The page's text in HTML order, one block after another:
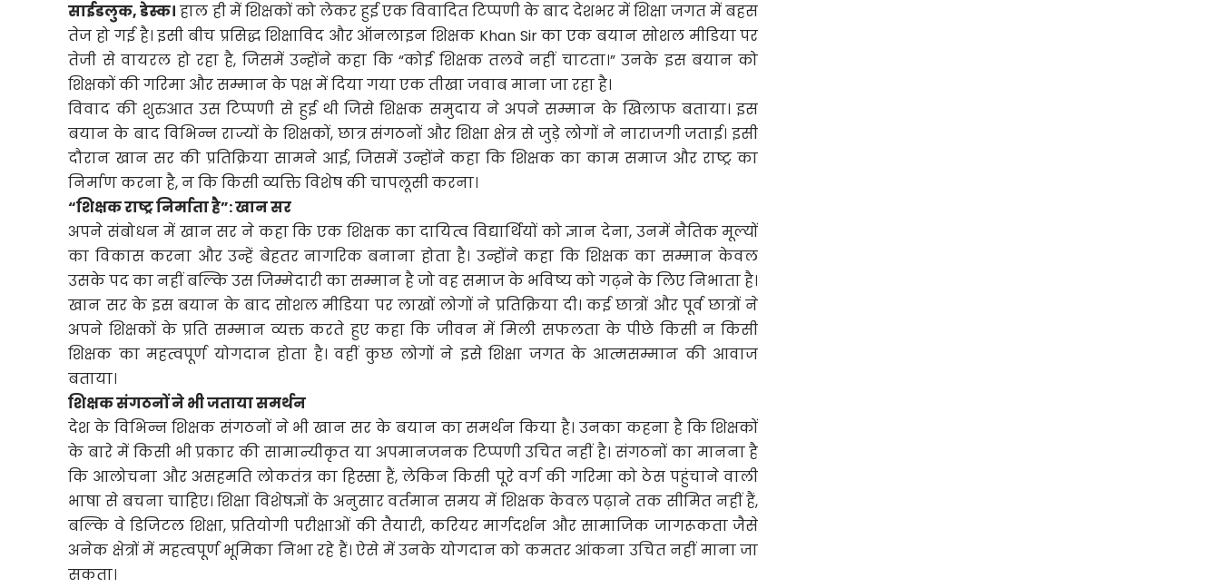
साईडलुक, डेस्क। हाल ही में शिक्षकों को लेकर हुई एक विवादित टिप्पणी के बाद देशभर में शिक्षा जगत में बहस
तेज हो गई है। इसी बीच प्रसिद्ध शिक्षाविद और ऑनलाइन शिक्षक Khan Sir का एक बयान सोशल मीडिया पर
तेजी से वायरल हो रहा है, जिसमें उन्होंने कहा कि “कोई शिक्षक तलवे नहीं चाटता।” उनके इस बयान को
शिक्षकों की गरिमा और सम्मान के पक्ष में दिया गया एक तीखा जवाब माना जा रहा है।
विवाद की शुरुआत उस टिप्पणी से हुई थी जिसे शिक्षक समुदाय ने अपने सम्मान के खिलाफ बताया। इस
बयान के बाद विभिन्न राज्यों के शिक्षकों, छात्र संगठनों और शिक्षा क्षेत्र से जुड़े लोगों ने नाराजगी जताई। इसी
दौरान खान सर की प्रतिक्रिया सामने आई, जिसमें उन्होंने कहा कि शिक्षक का काम समाज और राष्ट्र का
निर्माण करना है, न कि किसी व्यक्ति विशेष की चापलूसी करना।
“शिक्षक राष्ट्र निर्माता है”: खान सर
अपने संबोधन में खान सर ने कहा कि एक शिक्षक का दायित्व विद्यार्थियों को ज्ञान देना, उनमें नैतिक मूल्यों
का विकास करना और उन्हें बेहतर नागरिक बनाना होता है। उन्होंने कहा कि शिक्षक का सम्मान केवल
उसके पद का नहीं बल्कि उस जिम्मेदारी का सम्मान है जो वह समाज के भविष्य को गढ़ने के लिए निभाता है।
खान सर के इस बयान के बाद सोशल मीडिया पर लाखों लोगों ने प्रतिक्रिया दी। कई छात्रों और पूर्व छात्रों ने
अपने शिक्षकों के प्रति सम्मान व्यक्त करते हुए कहा कि जीवन में मिली सफलता के पीछे किसी न किसी
शिक्षक का महत्वपूर्ण योगदान होता है। वहीं कुछ लोगों ने इसे शिक्षा जगत के आत्मसम्मान की आवाज
बताया।
शिक्षक संगठनों ने भी जताया समर्थन
देश के विभिन्न शिक्षक संगठनों ने भी खान सर के बयान का समर्थन किया है। उनका कहना है कि शिक्षकों
के बारे में किसी भी प्रकार की सामान्यीकृत या अपमानजनक टिप्पणी उचित नहीं है। संगठनों का मानना है
कि आलोचना और असहमति लोकतंत्र का हिस्सा हैं, लेकिन किसी पूरे वर्ग की गरिमा को ठेस पहुंचाने वाली
भाषा से बचना चाहिए। शिक्षा विशेषज्ञों के अनुसार वर्तमान समय में शिक्षक केवल पढ़ाने तक सीमित नहीं हैं,
बल्कि वे डिजिटल शिक्षा, प्रतियोगी परीक्षाओं की तैयारी, करियर मार्गदर्शन और सामाजिक जागरूकता जैसे
अनेक क्षेत्रों में महत्वपूर्ण भूमिका निभा रहे हैं। ऐसे में उनके योगदान को कमतर आंकना उचित नहीं माना जा
सकता।